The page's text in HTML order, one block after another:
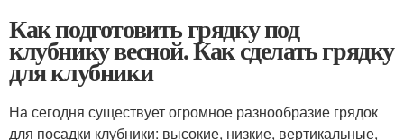
Как подготовить грядку под
клубнику весной. Как сделать грядку
для клубники
На сегодня существует огромное разнообразие грядок
для посадки клубники: высокие, низкие, вертикальные,